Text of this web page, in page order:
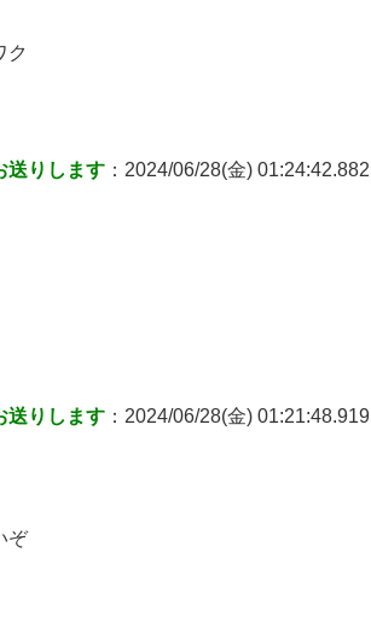
ク
送りします ：2024/06/28(金) 01:24:42.882
送りします ：2024/06/28(金) 01:21:48.919
ぞ